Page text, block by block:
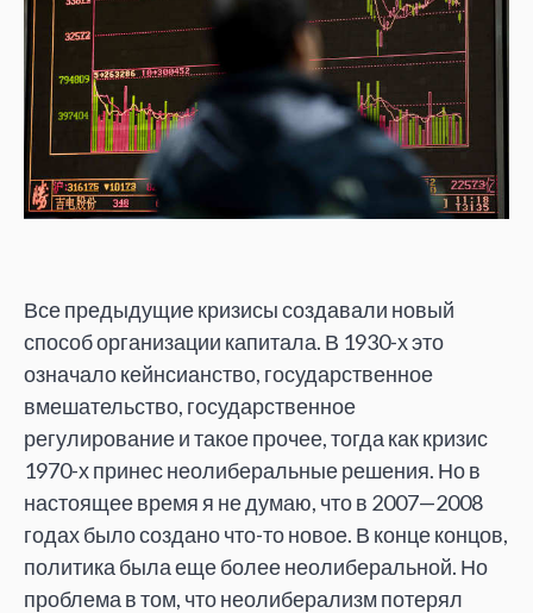
Все предыдущие кризисы создавали новый
способ организации капитала. В 1930-х это
означало кейнсианство, государственное
вмешательство, государственное
регулирование и такое прочее, тогда как кризис
1970-х принес неолиберальные решения. Но в
настоящее время я не думаю, что в 2007—2008
годах было создано что-то новое. В конце концов,
политика была еще более неолиберальной. Но
проблема в том, что неолиберализм потерял